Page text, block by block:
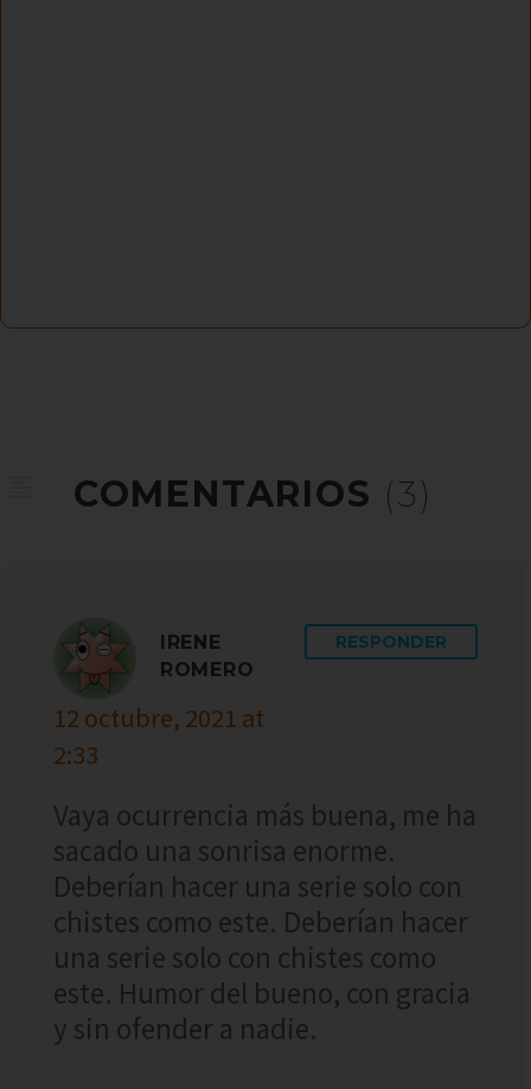
COMENTARIOS (3)
IRENE
ROMERO
12 octubre, 2021 at
2:33
RESPONDER
Vaya ocurrencia más buena, me ha
sacado una sonrisa enorme.
Deberían hacer una serie solo con
chistes como este. Deberían hacer
una serie solo con chistes como
este. Humor del bueno, con gracia
y sin ofender a nadie.